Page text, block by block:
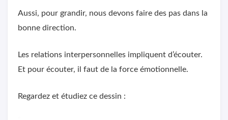
Aussi, pour grandir, nous devons faire des pas dans la
bonne direction.
Les relations interpersonnelles impliquent d’écouter.
Et pour écouter, il faut de la force émotionnelle.
Regardez et étudiez ce dessin :